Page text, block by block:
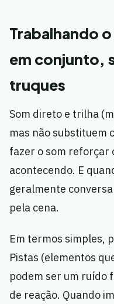
Trabalhando
em conjunto,
truques
Som direto e trilha
mas não substituem
fazer o som reforçar
acontecendo. E
geralmente
pela cena.
Em termos simples,
Pistas (elementos
podem ser um ruído
de reação. Quando